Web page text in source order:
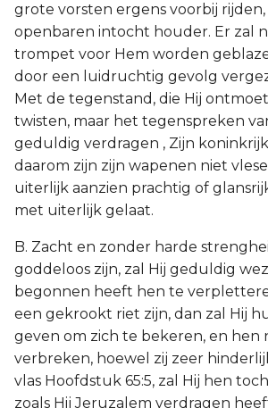
grote vorsten ergens voorbij
openbaren intocht houder. Er zal
trompet voor Hem worden
door een luidruchtig gevolg
Met de tegenstand, die Hij
twisten, maar het tegenspreken
geduldig verdragen , Zijn
daarom zijn zijn wapenen niet
uiterlijk aanzien prachtig of
met uiterlijk gelaat.
B. Zacht en zonder harde
goddeloos zijn, zal Hij geduldig
begonnen heeft hen te
een gekrookt riet zijn, dan zal Hij
geven om zich te bekeren, en hen
verbreken, hoewel zij zeer
vlas Hoofdstuk 65:5, zal Hij hen
zoals Hij Jeruzalem verdragen